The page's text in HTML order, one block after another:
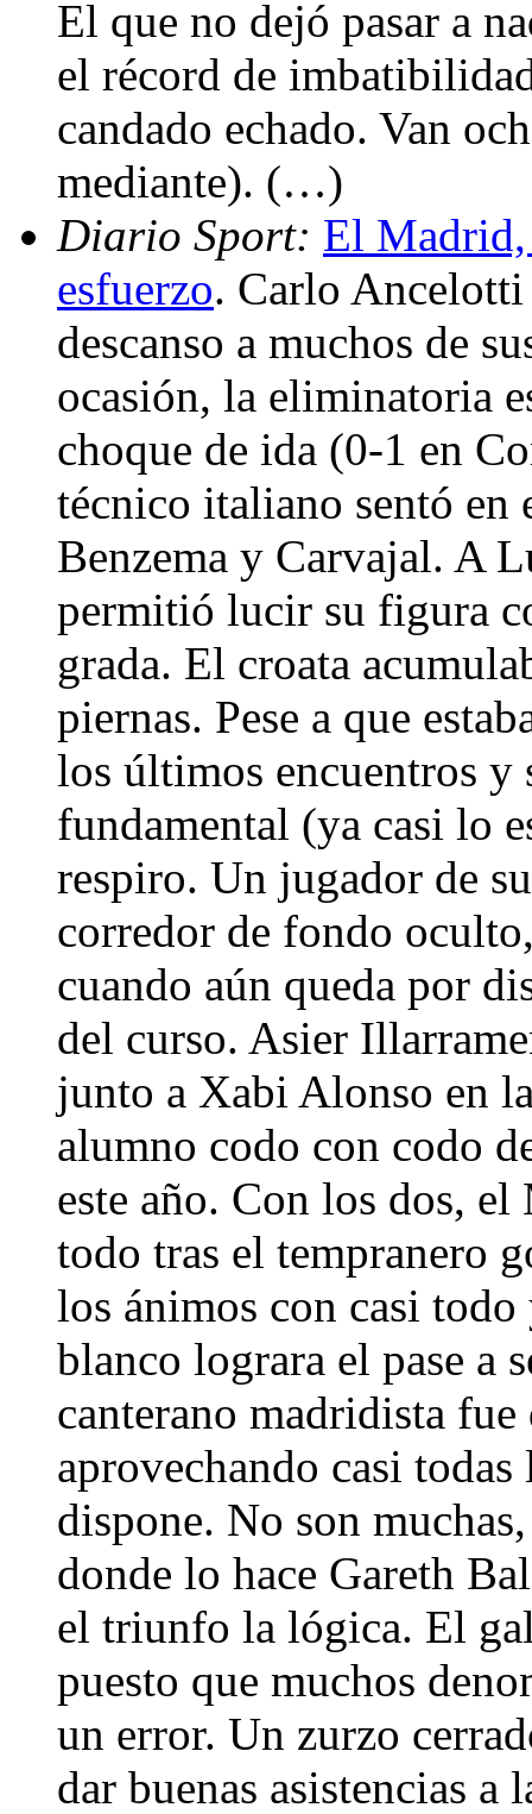
El que no dejó pasar a
el récord de
candado echado. Van
mediante). (…)
Diario Sport: El
esfuerzo. Carlo
descanso a muchos de
ocasión, la eliminatoria
choque de ida (0-1 en
técnico italiano sentó en
Benzema y Carvajal. A
permitió lucir su figura
grada. El croata
piernas. Pese a que
los últimos encuentros y
fundamental (ya casi lo
respiro. Un jugador de
corredor de fondo
cuando aún queda por
del curso. Asier
junto a Xabi Alonso en
alumno codo con codo
este año. Con los dos,
todo tras el tempranero
los ánimos con casi
blanco lograra el pase a
canterano madridista fue
aprovechando casi
dispone. No son
donde lo hace Gareth
el triunfo la lógica. El
puesto que muchos
un error. Un zurzo
dar buenas asistencias a